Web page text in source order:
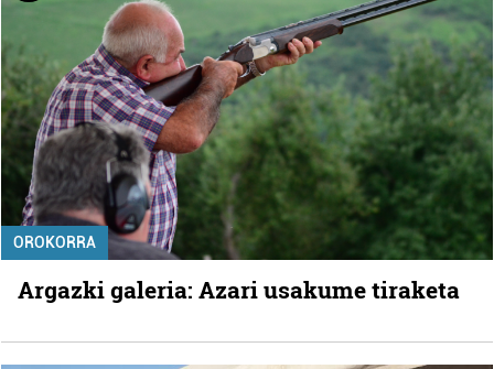
OROKORRA
Argazki galeria: Azari usakume tiraketa